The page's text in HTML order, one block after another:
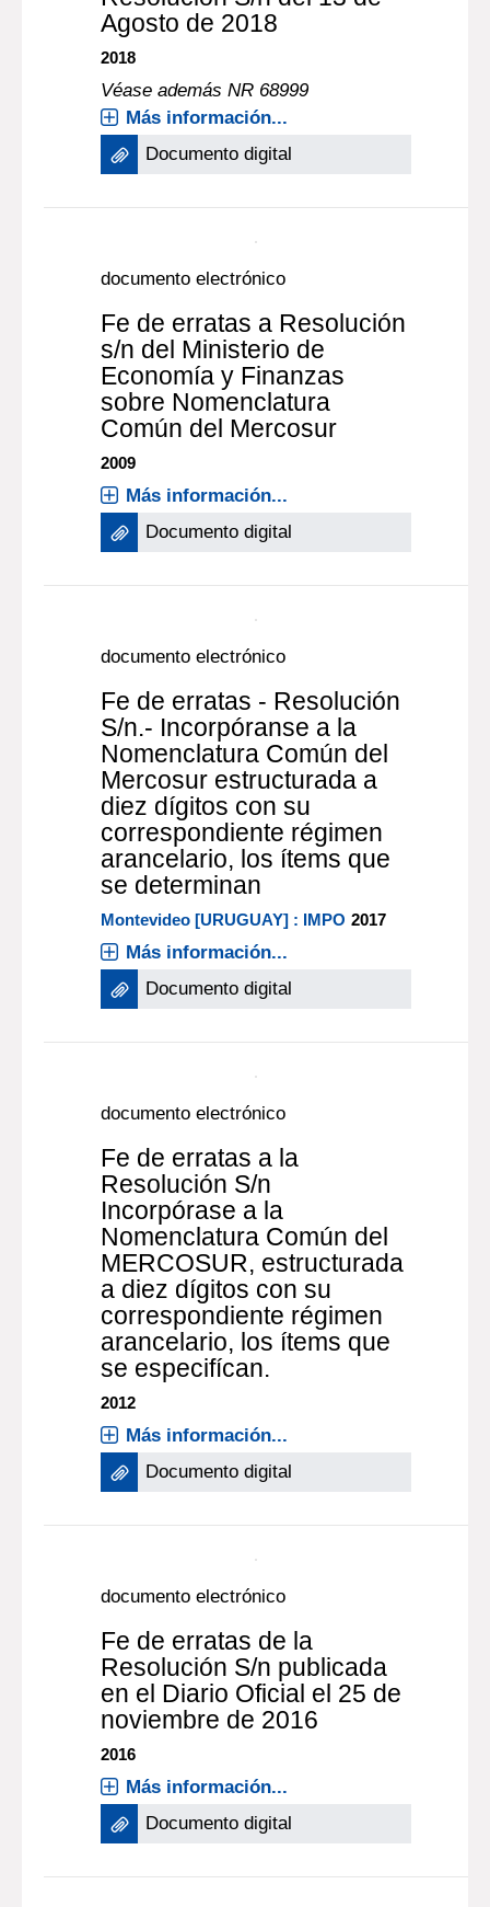
2022
Más información...
Documento digital
documento electrónico
Resolución S/n del 13 de
Agosto de 2018
2018
Véase además NR 68999
Más información...
Documento digital
Fe de erratas a Resolución
Economía y Finanzas
sobre Nomenclatura
Común del Mercosur
2009
Más información...
Documento digital
documento electrónico
Fe de erratas - Resolución
S/n.- Incorpóranse a la
Nomenclatura Común del
Mercosur estructurada a
correspondiente régimen
arancelario, los ítems que
se determinan
Montevideo [URUGUAY] : IMPO
Más información...
Documento digital
documento electrónico
Fe de erratas a la
Resolución S/n
Incorpórase a la
Nomenclatura Común del
MERCOSUR, estructurada
correspondiente régimen
arancelario, los ítems que
se especifícan.
2012
Más información...